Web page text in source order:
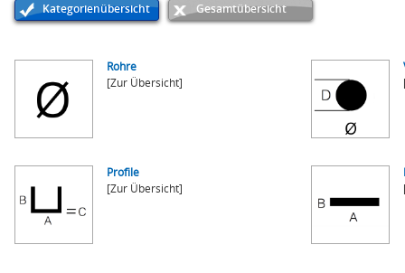
Kategorienübersicht Gesamtübersicht
Rohre
[Zur Übersicht]
Profile
[Zur Übersicht]